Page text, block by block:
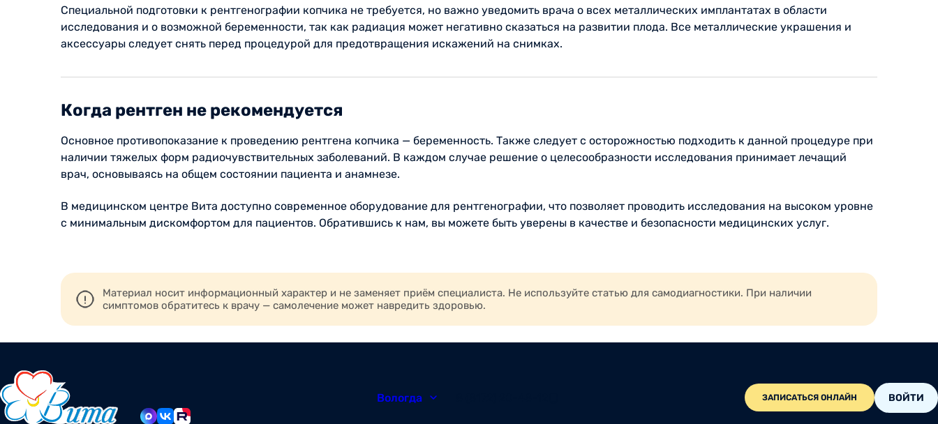
Специальной подготовки к рентгенографии копчика не требуется, но важно уведомить врача о всех металлических имплантатах в области
исследования и о возможной беременности, так как радиация может негативно сказаться на развитии плода. Все металлические украшения и
аксессуары следует снять перед процедурой для предотвращения искажений на снимках.
Когда рентген не рекомендуется
Основное противопоказание к проведению рентгена копчика — беременность. Также следует с осторожностью подходить к данной процедуре при
наличии тяжелых форм радиочувствительных заболеваний. В каждом случае решение о целесообразности исследования принимает лечащий
врач, основываясь на общем состоянии пациента и анамнезе.
В медицинском центре Вита доступно современное оборудование для рентгенографии, что позволяет проводить исследования на высоком уровне
с минимальным дискомфортом для пациентов. Обратившись к нам, вы можете быть уверены в качестве и безопасности медицинских услуг.
Материал носит информационный характер и не заменяет приём специалиста. Не используйте статью для самодиагностики. При наличии
симптомов обратитесь к врачу — самолечение может навредить здоровью.
Вологда ЗАПИСАТЬСЯ ОНЛАЙН ВОЙТИ